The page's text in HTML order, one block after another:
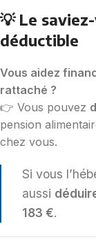
💡 Le
déductible
Vous aidez
rattaché ?
👉 Vous pouvez
pension
chez vous.
Si vous
aussi
183 €.